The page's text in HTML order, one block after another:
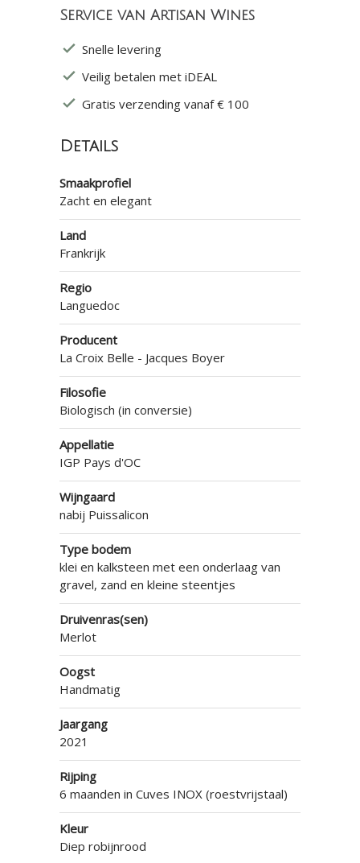
Service van Artisan Wines
Snelle levering
Veilig betalen met iDEAL
Gratis verzending vanaf € 100
Details
Smaakprofiel
Zacht en elegant
Land
Frankrijk
Regio
Languedoc
Producent
La Croix Belle - Jacques Boyer
Filosofie
Biologisch (in conversie)
Appellatie
IGP Pays d'OC
Wijngaard
nabij Puissalicon
Type bodem
klei en kalksteen met een onderlaag van
gravel, zand en kleine steentjes
Druivenras(sen)
Merlot
Oogst
Handmatig
Jaargang
2021
Rijping
6 maanden in Cuves INOX (roestvrijstaal)
Kleur
Diep robijnrood